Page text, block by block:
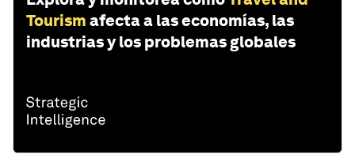
Tourism afecta a las economías, las
industrias y los problemas globales